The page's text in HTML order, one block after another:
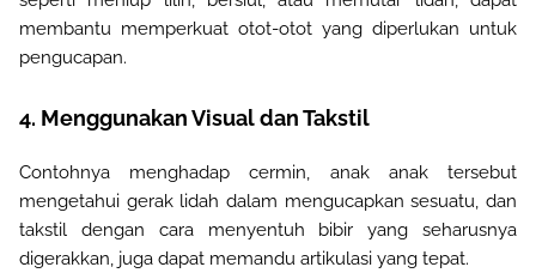
membantu memperkuat otot-otot yang diperlukan untuk
pengucapan.
4. Menggunakan Visual dan Takstil
Contohnya menghadap cermin, anak anak tersebut
mengetahui gerak lidah dalam mengucapkan sesuatu, dan
takstil dengan cara menyentuh bibir yang seharusnya
digerakkan, juga dapat memandu artikulasi yang tepat.